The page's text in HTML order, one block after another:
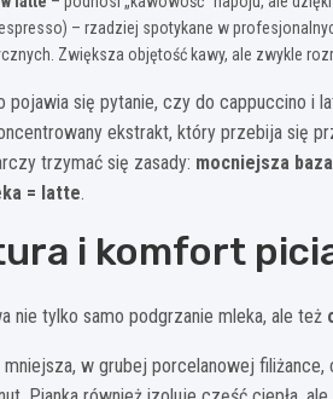
– rzadziej spotykane w
Zwiększa objętość kawy, ale zwykle
pojawia się pytanie, czy do cappuccino i
ekstrakt, który przebija się
trzymać się zasady: mocniejsza
= latte.
i komfort
nie tylko samo podgrzanie mleka, ale też
mniejsza, w grubej porcelanowej